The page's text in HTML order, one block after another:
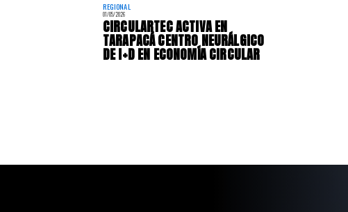
REGIONAL
01/05/2026
​CIRCULARTEC ACTIVA EN
TARAPACÁ CENTRO NEURÁLGICO
DE I+D EN ECONOMÍA CIRCULAR